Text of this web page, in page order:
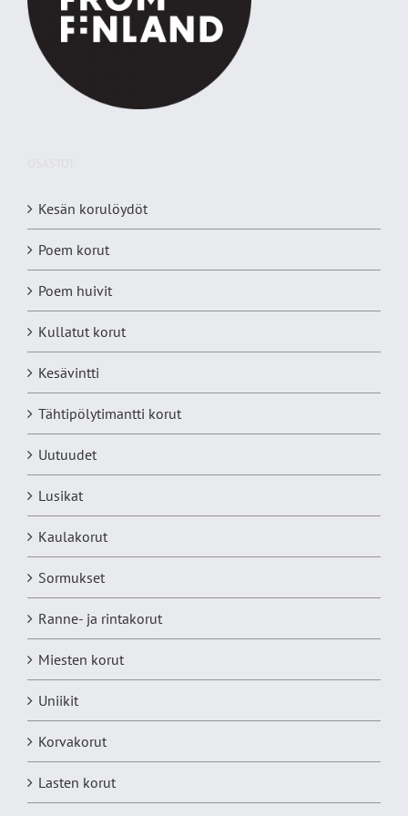
Kesän korulöydöt
Poem korut
Poem huivit
Kullatut korut
Kesävintti
Tähtipölytimantti korut
Uutuudet
Lusikat
Kaulakorut
Sormukset
Ranne- ja rintakorut
Miesten korut
Uniikit
Korvakorut
Lasten korut